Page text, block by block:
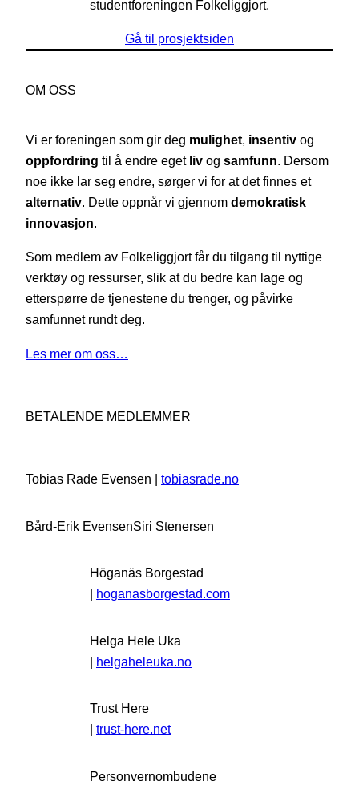
studentforeningen Folkeliggjort.
Gå til prosjektsiden
OM OSS
Vi er foreningen som gir deg mulighet, insentiv og
oppfordring til å endre eget liv og samfunn. Dersom
noe ikke lar seg endre, sørger vi for at det finnes et
alternativ. Dette oppnår vi gjennom demokratisk
innovasjon.
Som medlem av Folkeliggjort får du tilgang til nyttige
verktøy og ressurser, slik at du bedre kan lage og
etterspørre de tjenestene du trenger, og påvirke
samfunnet rundt deg.
Les mer om oss…
BETALENDE MEDLEMMER
Tobias Rade Evensen | tobiasrade.no
Bård-Erik EvensenSiri Stenersen
Höganäs Borgestad
| hoganasborgestad.com
Helga Hele Uka
| helgaheleuka.no
Trust Here
trust-here.net
Personvernombudene